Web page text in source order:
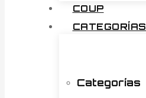
COUP
CATEGORÍAS
Categorías